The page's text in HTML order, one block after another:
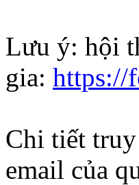
Lưu ý: hội
gia: https://
Chi tiết
email của